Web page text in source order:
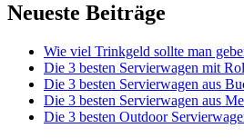
Neueste Beiträge
Wie viel Trinkgeld sollte man
Die 3 besten Servierwagen mit
Die 3 besten Servierwagen aus
Die 3 besten Servierwagen aus
Die 3 besten Outdoor